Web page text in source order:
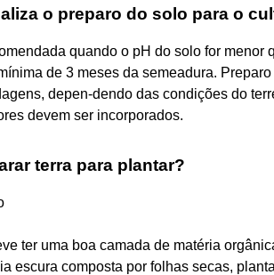
o preparo do solo para o
quando o pH do solo for menor
de 3 meses da semeadura.
depen-dendo das condições do
devem ser incorporados.
terra para plantar?
ter uma boa camada de matéria
escura composta por folhas secas,